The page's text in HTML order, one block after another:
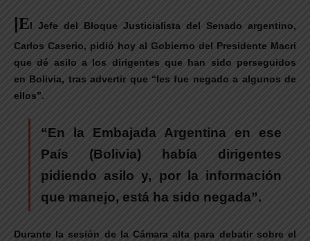
|El Jefe del Bloque Justicialista del Senado argentino,
Carlos Caserio, pidió hoy al Gobierno del Presidente Macri
que dé asilo a los dirigentes que han sido perseguidos
en Bolivia, tras advertir que “les fue negado a algunos de
ellos”.
“En la Embajada Argentina en ese
País (Bolivia) había dirigentes
pidiendo asilo y, por la información
que manejo, está ha sido negada”.
Durante la sesión de la Cámara alta para debatir sobre el